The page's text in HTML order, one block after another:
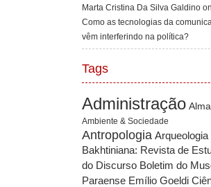
Marta Cristina Da Silva Galdino on
Como as tecnologias da
vêm interferindo na política?
Tags
Administração
Ambiente & Sociedade
Antropologia Arqueologia
Bakhtiniana: Revista de
do Discurso Boletim do
Paraense Emílio Goeldi